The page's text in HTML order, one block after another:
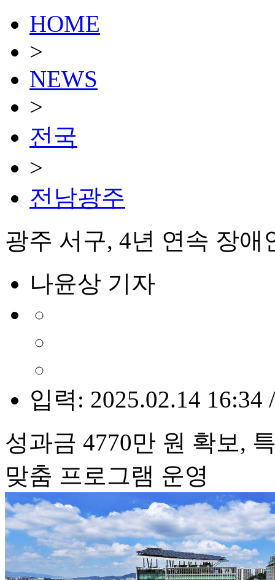
HOME
>
NEWS
>
전국
>
전남광주
광주 서구, 4년 연속 장
나윤상 기자
입력: 2025.02.14 16:34
성과금 4770만 원 확보,
맞춤 프로그램 운영